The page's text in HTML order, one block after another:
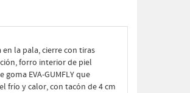
la pala, cierre con tiras
forro interior de piel
EVA-GUMFLY que
frío y calor, con tacón de 4 cm